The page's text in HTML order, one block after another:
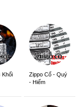
Khối
Zippo Cổ - Quý
- Hiếm